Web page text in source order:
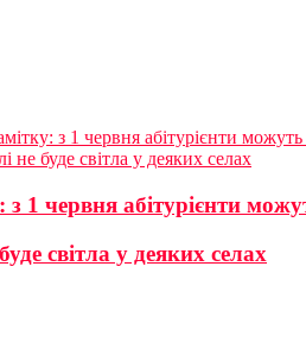
з 1 червня абітурієнти
буде світла у деяких селах
1 червня абітурієнти
світла у деяких селах